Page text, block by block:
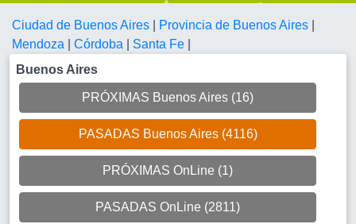
Ciudad de Buenos Aires Provincia de Buenos Aires
Mendoza
Córdoba Santa Fe
Buenos Aires
PRÓXIMAS Buenos Aires (16)
PASADAS Buenos Aires (4116)
PRÓXIMAS OnLine (1)
PASADAS OnLine (2811)